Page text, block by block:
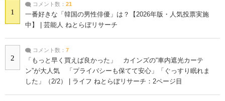
1
コメント数： 21
一番好きな「韓国の男性俳優」は？【2026年版・人気投票実施
中】 | 芸能人 ねとらぼリサーチ
2
コメント数： 7
「もっと早く買えば良かった」 カインズの“車内遮光カーテ
ン”が大人気 「プライバシーも保てて安心」「ぐっすり眠れま
した」（2/2） | ライフ ねとらぼリサーチ：2ページ目